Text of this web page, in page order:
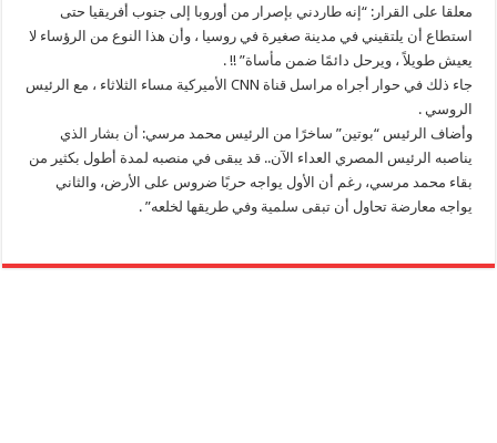
معلقا على القرار: “إنه طاردني بإصرار من أوروبا إلى جنوب أفريقيا حتى
استطاع أن يلتقيني في مدينة صغيرة في روسيا ، وأن هذا النوع من الرؤساء لا
يعيش طويلاً ، ويرحل دائمًا ضمن مأساة” !! .
جاء ذلك في حوار أجراه مراسل قناة CNN الأميركية مساء الثلاثاء ، مع الرئيس
الروسي .
وأضاف الرئيس “بوتين” ساخرًا من الرئيس محمد مرسي: أن بشار الذي
يناصبه الرئيس المصري العداء الآن.. قد يبقى في منصبه لمدة أطول بكثير من
بقاء محمد مرسي، رغم أن الأول يواجه حربًا ضروس على الأرض، والثاني
يواجه معارضة تحاول أن تبقى سلمية وفي طريقها لخلعه” .